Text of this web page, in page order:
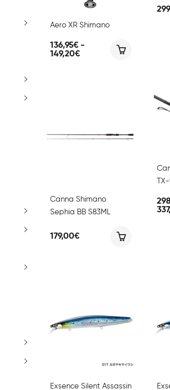
Aero XR Shimano
136,95€ -
149,20€Fascia
Canna Shimano
Sephia BB S83ML
179,00€
Exsence Silent Assassin